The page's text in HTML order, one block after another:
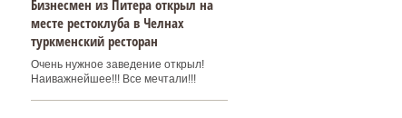
Бизнесмен из Питера открыл на
месте рестоклуба в Челнах
туркменский ресторан
Очень нужное заведение открыл!
Наиважнейшее!!! Все мечтали!!!